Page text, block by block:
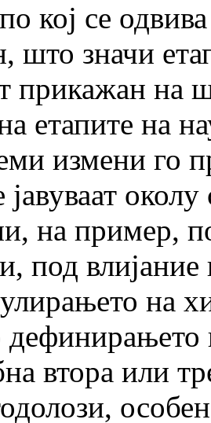
кој се
што значи
прикажан на
етапите на
измени го
јавуваат
на пример,
под
на
втора или